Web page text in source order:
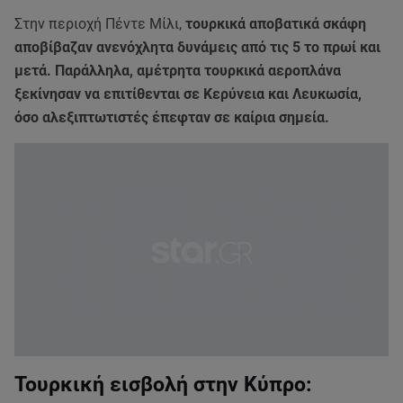
Στην περιοχή Πέντε Μίλι, τουρκικά αποβατικά σκάφη
αποβίβαζαν ανενόχλητα δυνάμεις από τις 5 το πρωί και
μετά. Παράλληλα, αμέτρητα τουρκικά αεροπλάνα
ξεκίνησαν να επιτίθενται σε Κερύνεια και Λευκωσία,
όσο αλεξιπτωτιστές έπεφταν σε καίρια σημεία.
Τουρκική εισβολή στην Κύπρο: